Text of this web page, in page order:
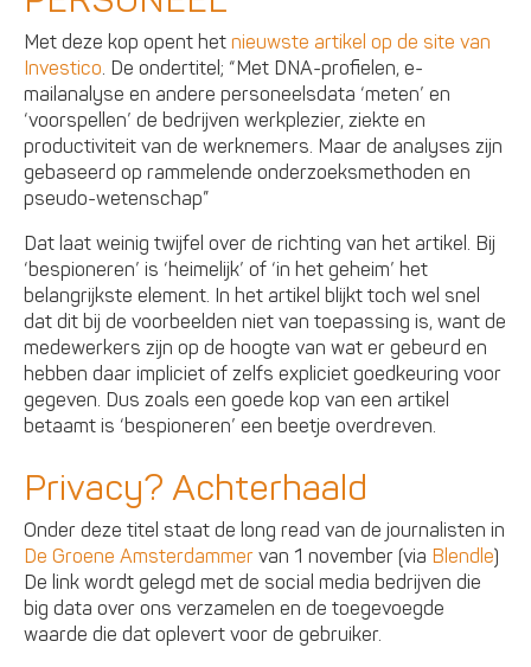
Met deze kop opent hetnieuwste artikel op de site van
Investico. De ondertitel; “Met DNA-profielen, e-
mailanalyse en andere personeelsdata ‘meten’ en
‘voorspellen’ de bedrijven werkplezier, ziekte en
productiviteit van de werknemers. Maar de analyses zijn
gebaseerd op rammelende onderzoeksmethoden en
pseudo-wetenschap”
Dat laat weinig twijfel over de richting van het artikel. Bij
‘bespioneren’ is ‘heimelijk’ of ‘in het geheim’ het
belangrijkste element. In het artikel blijkt toch wel snel
dat dit bij de voorbeelden niet van toepassing is, want de
medewerkers zijn op de hoogte van wat er gebeurd en
hebben daar impliciet of zelfs expliciet goedkeuring voor
gegeven. Dus zoals een goede kop van een artikel
betaamt is ‘bespioneren’ een beetje overdreven.
Privacy? Achterhaald
Onder deze titel staat de long read van de journalisten in
De Groene Amsterdammer van 1 november (via Blendle)
De link wordt gelegd met de social media bedrijven die
big data over ons verzamelen en de toegevoegde
waarde die dat oplevert voor de gebruiker.